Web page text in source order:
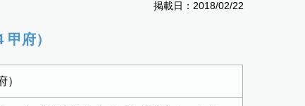
掲載日：2018/02/22
府）
）